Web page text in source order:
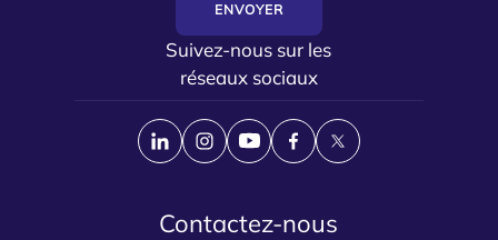
ENVOYER
Suivez-nous sur les
réseaux sociaux
Contactez-nous